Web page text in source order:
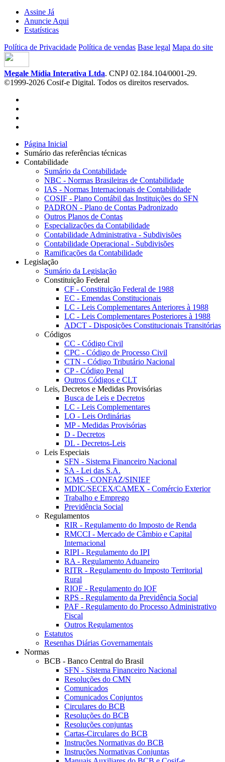
Assine Já
Anuncie Aqui
Estatísticas
Política de Privacidade Política de vendas Base legal Mapa do site
Megale Mídia Interativa Ltda. CNPJ 02.184.104/0001-29.
©1999-2026 Cosif-e Digital. Todos os direitos reservados.
Página Inicial
Sumário das referências técnicas
Contabilidade
Sumário da Contabilidade
NBC - Normas Brasileiras de Contabilidade
IAS - Normas Internacionais de Contabilidade
COSIF - Plano Contábil das Instituições do SFN
PADRON - Plano de Contas Padronizado
Outros Planos de Contas
Especializações da Contabilidade
Contabilidade Administrativa - Subdivisões
Contabilidade Operacional - Subdivisões
Ramificações da Contabilidade
Legislação
Sumário da Legislação
Constituição Federal
CF - Constituição Federal de 1988
EC - Emendas Constitucionais
LC - Leis Complementares Anteriores à 1988
LC - Leis Complementares Posteriores à 1988
ADCT - Disposições Constitucionais Transitórias
Códigos
CC - Código Civil
CPC - Código de Processo Civil
CTN - Código Tributário Nacional
CP - Código Penal
Outros Códigos e CLT
Leis, Decretos e Medidas Provisórias
Busca de Leis e Decretos
LC - Leis Complementares
LO - Leis Ordinárias
MP - Medidas Provisórias
D - Decretos
DL - Decretos-Leis
Leis Especiais
SFN - Sistema Financeiro Nacional
SA - Lei das S.A.
ICMS - CONFAZ/SINIEF
MDIC/SECEX/CAMEX - Comércio Exterior
Trabalho e Emprego
Previdência Social
Regulamentos
RIR - Regulamento do Imposto de Renda
RMCCI - Mercado de Câmbio e Capital
Internacional
RIPI - Regulamento do IPI
RA - Regulamento Aduaneiro
RITR - Regulamento do Imposto Territorial
Rural
RIOF - Regulamento do IOF
RPS - Regulamento da Previdência Social
PAF - Regulamento do Processo Administrativo
Fiscal
Outros Regulamentos
Estatutos
Resenhas Diárias Governamentais
Normas
BCB - Banco Central do Brasil
SFN - Sistema Financeiro Nacional
Resoluções do CMN
Comunicados
Comunicados Conjuntos
Circulares do BCB
Resoluções do BCB
Resoluções conjuntas
Cartas-Circulares do BCB
Instruções Normativas do BCB
Instruções Normativas Conjuntas